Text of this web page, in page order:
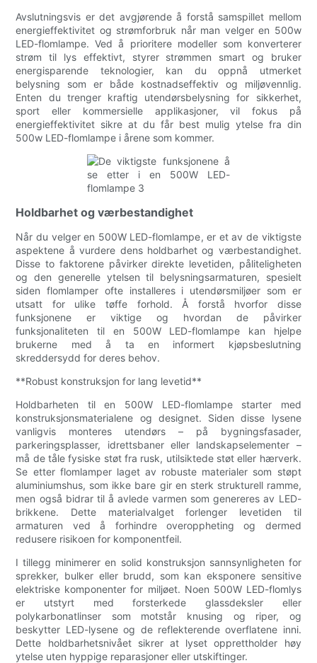
Avslutningsvis er det avgjørende å forstå samspillet mellom
energieffektivitet og strømforbruk når man velger en 500w
LED-flomlampe. Ved å prioritere modeller som konverterer
strøm til lys effektivt, styrer strømmen smart og bruker
energisparende teknologier, kan du oppnå utmerket
belysning som er både kostnadseffektiv og miljøvennlig.
Enten du trenger kraftig utendørsbelysning for sikkerhet,
sport eller kommersielle applikasjoner, vil fokus på
energieffektivitet sikre at du får best mulig ytelse fra din
500w LED-flomlampe i årene som kommer.
Holdbarhet og værbestandighet
Når du velger en 500W LED-flomlampe, er et av de viktigste
aspektene å vurdere dens holdbarhet og værbestandighet.
Disse to faktorene påvirker direkte levetiden, påliteligheten
og den generelle ytelsen til belysningsarmaturen, spesielt
siden flomlamper ofte installeres i utendørsmiljøer som er
utsatt for ulike tøffe forhold. Å forstå hvorfor disse
funksjonene er viktige og hvordan de påvirker
funksjonaliteten til en 500W LED-flomlampe kan hjelpe
brukerne med å ta en informert kjøpsbeslutning
skreddersydd for deres behov.
**Robust konstruksjon for lang levetid**
Holdbarheten til en 500W LED-flomlampe starter med
konstruksjonsmaterialene og designet. Siden disse lysene
vanligvis monteres utendørs – på bygningsfasader,
parkeringsplasser, idrettsbaner eller landskapselementer –
må de tåle fysiske støt fra rusk, utilsiktede støt eller hærverk.
Se etter flomlamper laget av robuste materialer som støpt
aluminiumshus, som ikke bare gir en sterk strukturell ramme,
men også bidrar til å avlede varmen som genereres av LED-
brikkene. Dette materialvalget forlenger levetiden til
armaturen ved å forhindre overoppheting og dermed
redusere risikoen for komponentfeil.
I tillegg minimerer en solid konstruksjon sannsynligheten for
sprekker, bulker eller brudd, som kan eksponere sensitive
elektriske komponenter for miljøet. Noen 500W LED-flomlys
er utstyrt med forsterkede glassdeksler eller
polykarbonatlinser som motstår knusing og riper, og
beskytter LED-lysene og de reflekterende overflatene inni.
Dette holdbarhetsnivået sikrer at lyset opprettholder høy
ytelse uten hyppige reparasjoner eller utskiftinger.